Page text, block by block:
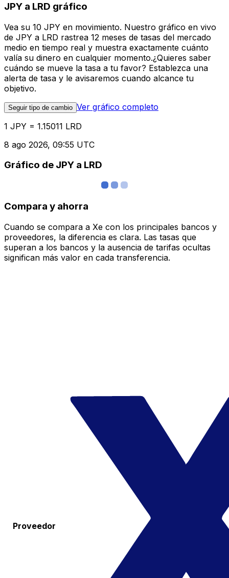
JPY a LRD gráfico
Vea su 10 JPY en movimiento. Nuestro gráfico en vivo
de JPY a LRD rastrea 12 meses de tasas del mercado
medio en tiempo real y muestra exactamente cuánto
valía su dinero en cualquier momento.¿Quieres saber
cuándo se mueve la tasa a tu favor? Establezca una
alerta de tasa y le avisaremos cuando alcance tu
objetivo.
Seguir tipo de cambio Ver gráfico completo
1 JPY = 1.15011 LRD
8 ago 2026, 09:55 UTC
Gráfico de JPY a LRD
Compara y ahorra
Cuando se compara a Xe con los principales bancos y
proveedores, la diferencia es clara. Las tasas que
superan a los bancos y la ausencia de tarifas ocultas
significan más valor en cada transferencia.
Proveedor